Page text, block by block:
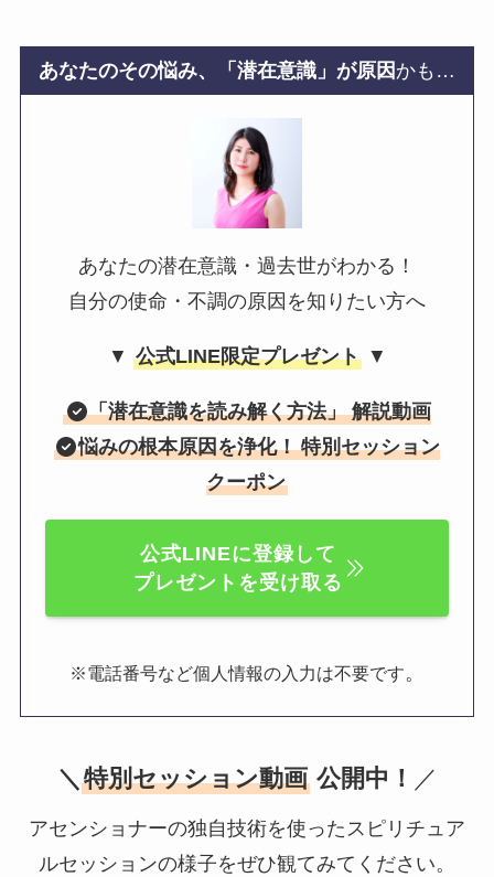
あなたのその悩み、「潜在意識」が原因 かも…
あなたの潜在意識・過去世がわかる！
自分の使命・不調の原因を知りたい方へ
▼ 公式LINE限定プレゼント▼
「潜在意識を読み解く方法」 解説動画
悩みの根本原因を浄化！ 特別セッション
クーポン
公式LINEに登録して
プレゼントを受け取る
※電話番号など個人情報の入力は不要です。
＼ 特別セッション動画公開中！ ／
アセンショナーの独自技術を使ったスピリチュア
ルセッションの様子をぜひ観てみてください。